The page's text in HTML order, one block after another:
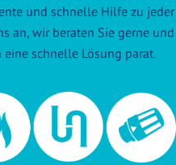
und schnelle Hilfe zu jeder
an, wir beraten Sie gerne und
schnelle Lösung parat.